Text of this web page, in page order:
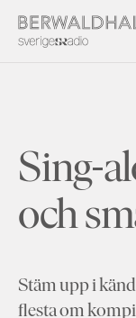
Sing-
och
Stäm upp i
flesta om